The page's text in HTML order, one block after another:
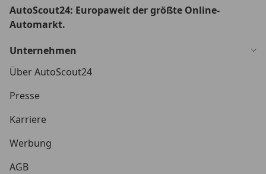
AutoScout24: Europaweit der größte Online-
Automarkt.
Unternehmen
Über AutoScout24
Presse
Karriere
Werbung
AGB